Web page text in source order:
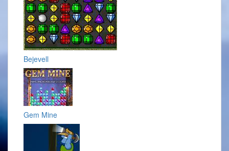
Bejevell
Gem Mine